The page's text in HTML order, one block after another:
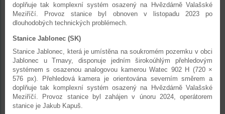
doplňuje tak komplexní systém osazený na Hvězdárně Valašské
Meziříčí. Provoz stanice byl obnoven v listopadu 2023 po
dlouhodobých technických problémech.
Stanice Jablonec (SK)
Stanice Jablonec, která je umístěna na soukromém pozemku v obci
Jablonec u Trnavy, disponuje jedním širokoúhlým přehledovým
systémem s osazenou analogovou kamerou Watec 902 H (720 ×
576 px). Přehledová kamera je orientována severním směrem a
doplňuje tak komplexní systém osazený na Hvězdárně Valašské
Meziříčí. Provoz stanice byl zahájen v únoru 2024, operátorem
stanice je Jakub Kapuš.